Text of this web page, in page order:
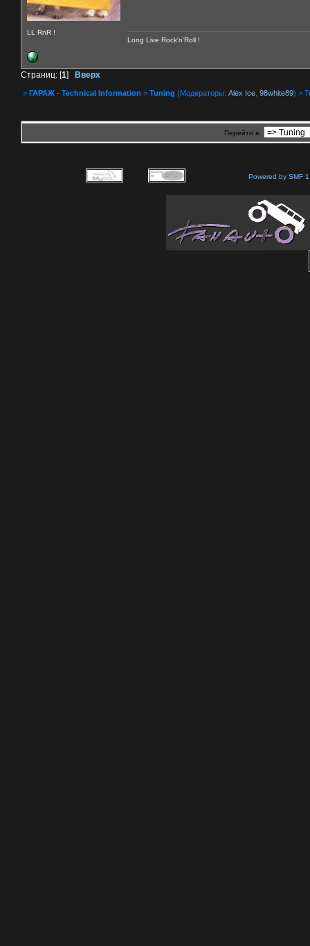
LL RnR !
Long Live Rock'n'Roll !
Страниц: [1] Вверх
> ГАРАЖ - Technical Information > Tuning (Модераторы: Alex Ice 98white89) >
Перейти в:
Powered by SMF